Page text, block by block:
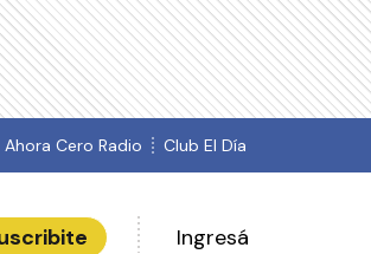
Ahora Cero Radio Club El Día
Ingresá